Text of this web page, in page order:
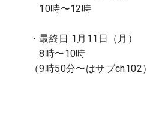
10時〜12時
・最終日 1月11日（月）
8時〜10時
（9時50分〜はサブch102）